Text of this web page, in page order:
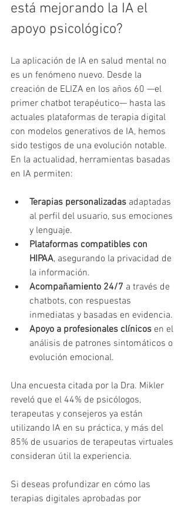
está mejorando la IA el
apoyo psicológico?
La aplicación de IA en salud mental no
es un fenómeno nuevo. Desde la
creación de ELIZA en los años 60 —el
primer chatbot terapéutico— hasta las
actuales plataformas de terapia digital
con modelos generativos de IA, hemos
sido testigos de una evolución notable.
En la actualidad, herramientas basadas
en IA permiten:
Terapias personalizadas adaptadas
al perfil del usuario, sus emociones
y lenguaje.
Plataformas compatibles con
HIPAA, asegurando la privacidad de
la información.
Acompañamiento 24/7 a través de
chatbots, con respuestas
inmediatas y basadas en evidencia.
Apoyo a profesionales clínicos en el
análisis de patrones sintomáticos o
evolución emocional.
Una encuesta citada por la Dra. Mikler
reveló que el 44% de psicólogos,
terapeutas y consejeros ya están
utilizando IA en su práctica, y más del
85% de usuarios de terapeutas virtuales
consideran útil la experiencia.
Si deseas profundizar en cómo las
terapias digitales aprobadas por